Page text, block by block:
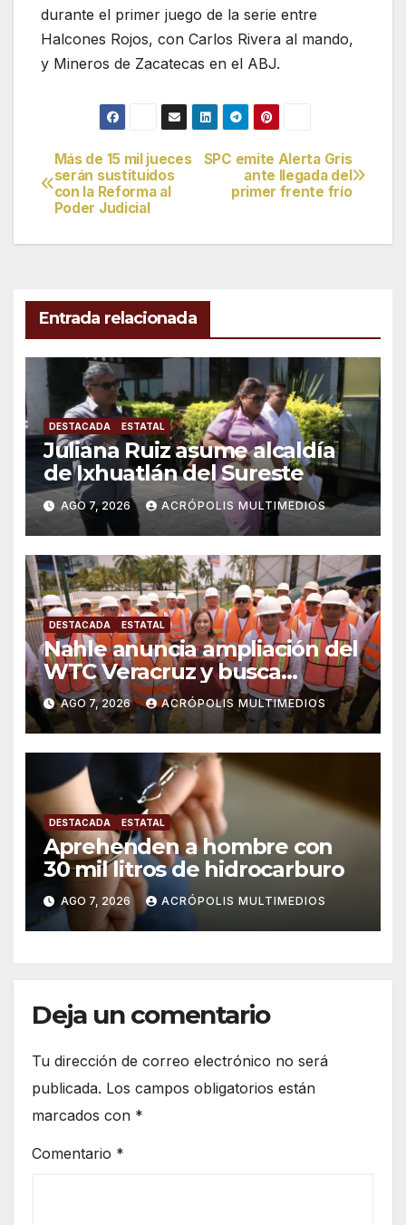
durante el primer juego de la serie entre
Halcones Rojos, con Carlos Rivera al mando,
y Mineros de Zacatecas en el ABJ.
Navegación
de
entradas
SPC emite Alerta Gris
ante llegada del
primer frente frío
Más de 15 mil jueces
serán sustituidos
con la Reforma al
Poder Judicial
Entrada relacionada
DESTACADA ESTATAL
Juliana Ruiz asume alcaldía
de Ixhuatlán del Sureste
AGO 7, 2026 ACRÓPOLIS MULTIMEDIOS
DESTACADA ESTATAL
Nahle anuncia ampliación del
WTC Veracruz y busca
solución para ingenio en crisis
AGO 7, 2026 ACRÓPOLIS MULTIMEDIOS
DESTACADA ESTATAL
Aprehenden a hombre con
30 mil litros de hidrocarburo
AGO 7, 2026 ACRÓPOLIS MULTIMEDIOS
Deja un comentario
Tu dirección de correo electrónico no será
publicada. Los campos obligatorios están
marcados con *
Comentario *